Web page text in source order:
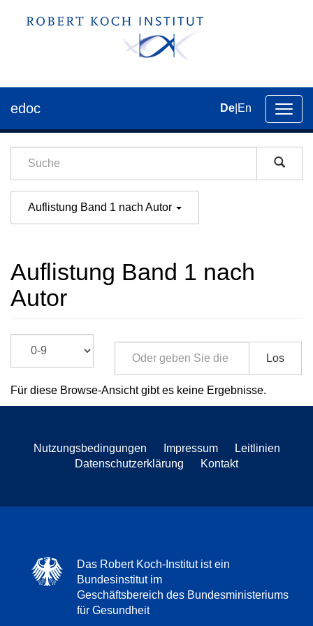
der
edoc De En
Auflistung Band 1 nach Autor
Auflistung Band 1 nach
Autor
Los
Für diese Browse-Ansicht gibt es keine Ergebnisse.
Nutzungsbedingungen Impressum
Leitlinien
Datenschutzerklärung
Kontakt
Das Robert Koch-Institut ist ein
Bundesinstitut im
Geschäftsbereich des Bundesministeriums
für Gesundheit